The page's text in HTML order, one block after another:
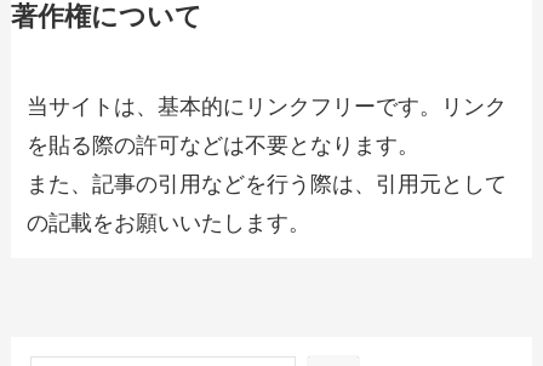
著作権について
当サイトは、基本的にリンクフリーです。リンク
を貼る際の許可などは不要となります。
また、記事の引用などを行う際は、引用元として
の記載をお願いいたします。